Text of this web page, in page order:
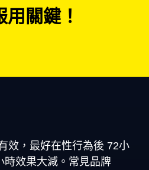
用關鍵！
效，最好在性行為後 72小
時效果大減。常見品牌